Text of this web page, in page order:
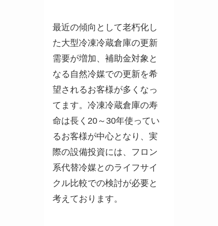
最近の傾向として老朽化し
た大型冷凍冷蔵倉庫の更新
需要が増加、補助金対象と
なる自然冷媒での更新を希
望されるお客様が多くなっ
てます。冷凍冷蔵倉庫の寿
命は長く20～30年使ってい
るお客様が中心となり、実
際の設備投資には、フロン
系代替冷媒とのライフサイ
クル比較での検討が必要と
考えております。